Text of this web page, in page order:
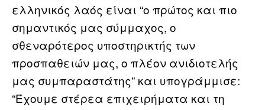
ελληνικός λαός είναι “ο πρώτος και πιο
σημαντικός μας σύμμαχος, ο
σθεναρότερος υποστηρικτής των
προσπαθειών μας, ο πλέον ανιδιοτελής
μας συμπαραστάτης” και υπογράμμισε:
“Έχουμε στέρεα επιχειρήματα και τη